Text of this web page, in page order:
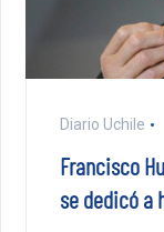
Diario Uchile
Francisco
se dedicó a